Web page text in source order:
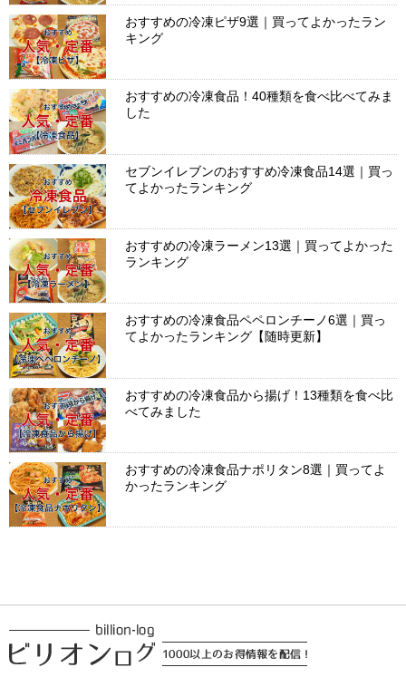
おすすめの冷凍ピザ9選｜買ってよかったラン
キング
おすすめの冷凍食品！40種類を食べ比べてみま
した
セブンイレブンのおすすめ冷凍食品14選｜買っ
てよかったランキング
おすすめの冷凍ラーメン13選｜買ってよかった
ランキング
おすすめの冷凍食品ペペロンチーノ6選｜買っ
てよかったランキング【随時更新】
おすすめの冷凍食品から揚げ！13種類を食べ比
べてみました
おすすめの冷凍食品ナポリタン8選｜買ってよ
かったランキング